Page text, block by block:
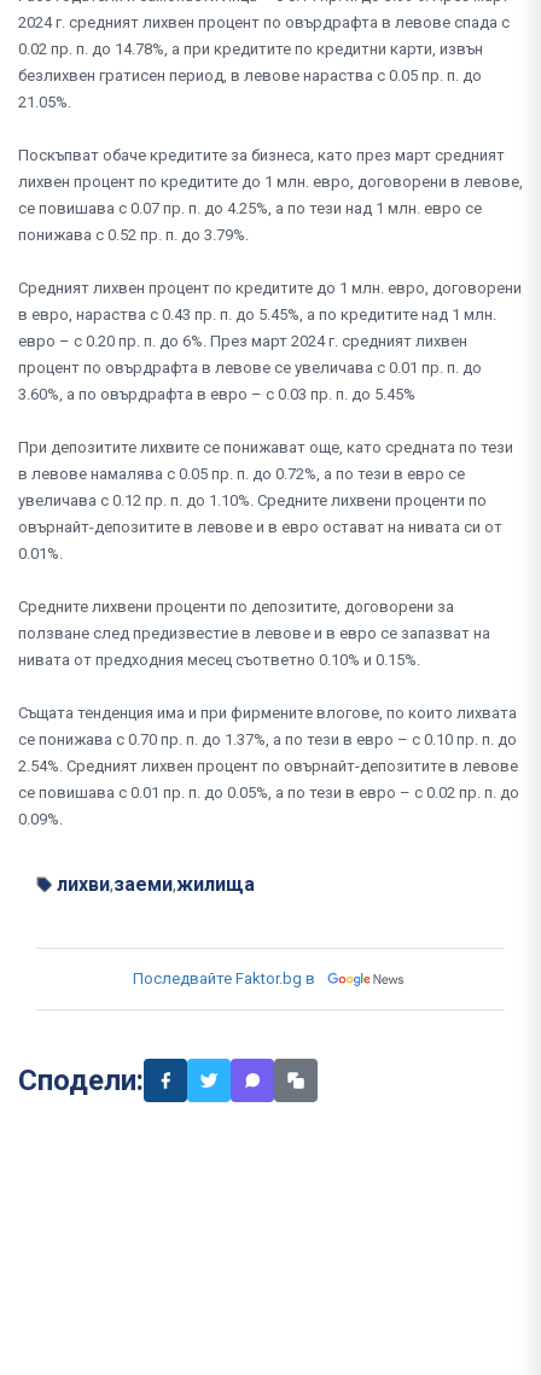
2024 г. средният лихвен процент по овърдрафта в левове спада с
0.02 пр. п. до 14.78%, а при кредитите по кредитни карти, извън
безлихвен гратисен период, в левове нараства с 0.05 пр. п. до
21.05%.
Поскъпват обаче кредитите за бизнеса, като през март средният
лихвен процент по кредитите до 1 млн. евро, договорени в левове,
се повишава с 0.07 пр. п. до 4.25%, а по тези над 1 млн. евро се
понижава с 0.52 пр. п. до 3.79%.
Средният лихвен процент по кредитите до 1 млн. евро, договорени
в евро, нараства с 0.43 пр. п. до 5.45%, а по кредитите над 1 млн.
евро – с 0.20 пр. п. до 6%. През март 2024 г. средният лихвен
процент по овърдрафта в левове се увеличава с 0.01 пр. п. до
3.60%, а по овърдрафта в евро – с 0.03 пр. п. до 5.45%
При депозитите лихвите се понижават още, като средната по тези
в левове намалява с 0.05 пр. п. до 0.72%, а по тези в евро се
увеличава с 0.12 пр. п. до 1.10%. Средните лихвени проценти по
овърнайт-депозитите в левове и в евро остават на нивата си от
0.01%.
Средните лихвени проценти по депозитите, договорени за
ползване след предизвестие в левове и в евро се запазват на
нивата от предходния месец съответно 0.10% и 0.15%.
Същата тенденция има и при фирмените влогове, по които лихвата
се понижава с 0.70 пр. п. до 1.37%, а по тези в евро – с 0.10 пр. п. до
2.54%. Средният лихвен процент по овърнайт-депозитите в левове
се повишава с 0.01 пр. п. до 0.05%, а по тези в евро – с 0.02 пр. п. до
0.09%.
лихви,заеми,жилища
Последвайте Faktor.bg в
Сподели: